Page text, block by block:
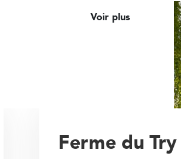
Voir plus
Ferme du Try